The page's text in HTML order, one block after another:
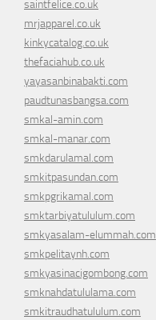
saintfelice.co.uk
mrjapparel.co.uk
kinkycatalog.co.uk
thefaciahub.co.uk
yayasanbinabakti.com
paudtunasbangsa.com
smkal-amin.com
smkal-manar.com
smkdarulamal.com
smkitpasundan.com
smkpgrikamal.com
smktarbiyatululum.com
smkyasalam-elummah.com
smkpelitaynh.com
smkyasinacigombong.com
smknahdatululama.com
smkitraudhatululum.com